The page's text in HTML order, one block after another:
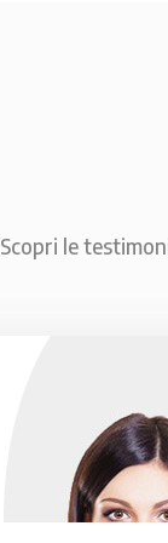
Scopri le